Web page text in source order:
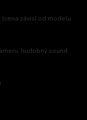
(cena závisí od modelu
hudobný sound